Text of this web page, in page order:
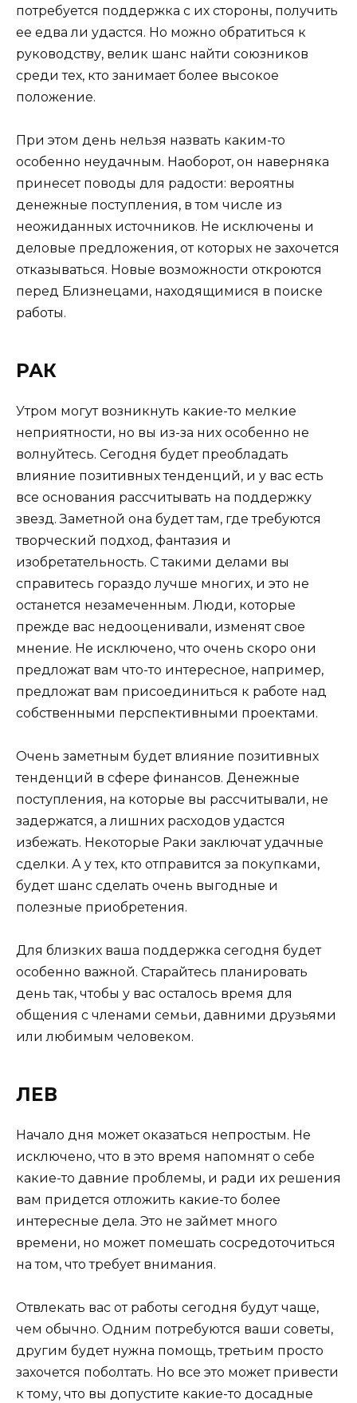
потребуется поддержка с их стороны, получить
ее едва ли удастся. Но можно обратиться к
руководству, велик шанс найти союзников
среди тех, кто занимает более высокое
положение.
При этом день нельзя назвать каким-то
особенно неудачным. Наоборот, он наверняка
принесет поводы для радости: вероятны
денежные поступления, в том числе из
неожиданных источников. Не исключены и
деловые предложения, от которых не захочется
отказываться. Новые возможности откроются
перед Близнецами, находящимися в поиске
работы.
РАК
Утром могут возникнуть какие-то мелкие
неприятности, но вы из-за них особенно не
волнуйтесь. Сегодня будет преобладать
влияние позитивных тенденций, и у вас есть
все основания рассчитывать на поддержку
звезд. Заметной она будет там, где требуются
творческий подход, фантазия и
изобретательность. С такими делами вы
справитесь гораздо лучше многих, и это не
останется незамеченным. Люди, которые
прежде вас недооценивали, изменят свое
мнение. Не исключено, что очень скоро они
предложат вам что-то интересное, например,
предложат вам присоединиться к работе над
собственными перспективными проектами.
Очень заметным будет влияние позитивных
тенденций в сфере финансов. Денежные
поступления, на которые вы рассчитывали, не
задержатся, а лишних расходов удастся
избежать. Некоторые Раки заключат удачные
сделки. А у тех, кто отправится за покупками,
будет шанс сделать очень выгодные и
полезные приобретения.
Для близких ваша поддержка сегодня будет
особенно важной. Старайтесь планировать
день так, чтобы у вас осталось время для
общения с членами семьи, давними друзьями
или любимым человеком.
ЛЕВ
Начало дня может оказаться непростым. Не
исключено, что в это время напомнят о себе
какие-то давние проблемы, и ради их решения
вам придется отложить какие-то более
интересные дела. Это не займет много
времени, но может помешать сосредоточиться
на том, что требует внимания.
Отвлекать вас от работы сегодня будут чаще,
чем обычно. Одним потребуются ваши советы,
другим будет нужна помощь, третьим просто
захочется поболтать. Но все это может привести
к тому, что вы допустите какие-то досадные